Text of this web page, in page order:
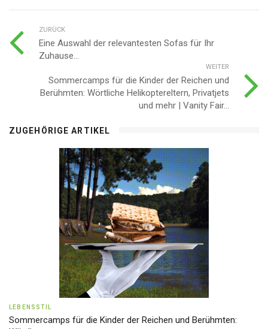
ZURÜCK
Eine Auswahl der relevantesten Sofas für Ihr
Zuhause...
WEITER
Sommercamps für die Kinder der Reichen und
Berühmten: Wörtliche Helikoptereltern, Privatjets
und mehr | Vanity Fair...
ZUGEHÖRIGE ARTIKEL
LEBENSSTIL
Sommercamps für die Kinder der Reichen und Berühmten: